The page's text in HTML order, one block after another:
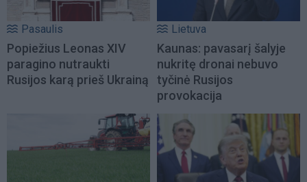
Pasaulis
Popiežius Leonas XIV
paragino nutraukti
Rusijos karą prieš Ukrainą
Lietuva
Kaunas: pavasarį šalyje
nukritę dronai nebuvo
tyčinė Rusijos
provokacija